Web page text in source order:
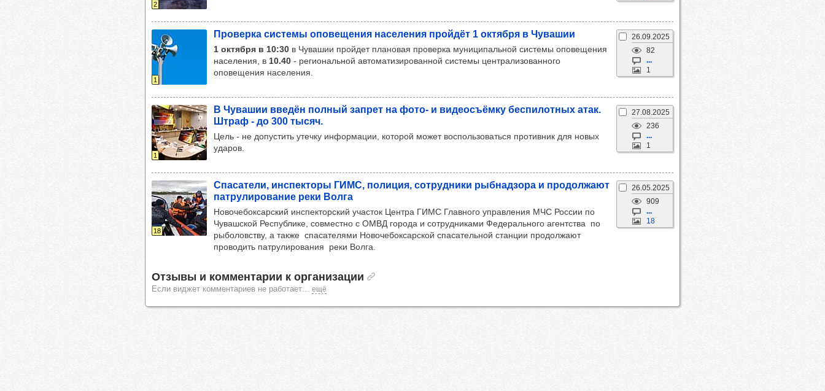
2
1
26.09.2025
82
...
1
Про­верка сис­темы опо­ве­ще­ния насе­ле­ния прой­дёт 1 октября в Чува­шии
1 октября в 10:30 в Чувашии пройдет плановая проверка муниципальной системы оповещения
населения, в 10.40 - региональной автоматизированной системы централизованного
оповещения населения.
1
27.08.2025
236
...
1
В Чува­шии вве­дён пол­ный зап­рет на фото- и виде­осъ­ёмку бес­пи­лот­ных атак.
Штраф - до 300 тысяч.
Цель - не допустить утечку информации, которой может воспользоваться противник для новых
ударов.
18
26.05.2025
909
...
18
Спа­са­тели, инспек­торы ГИМС, поли­ция, сот­руд­ники рыб­над­зора и про­дол­жают
пат­ру­ли­ро­ва­ние реки Волга
Новочебоксарский инспекторский участок Центра ГИМС Главного управления МЧС России по
Чувашской Республике, совместно с ОМВД города и сотрудниками Федерального агентства по
рыболовству, а также спасателями Новочебоксарской спасательной станции продолжают
проводить патрулирования реки Волга.
Отзывы и комментарии к организации
Если виджет комментариев не работает… ещё